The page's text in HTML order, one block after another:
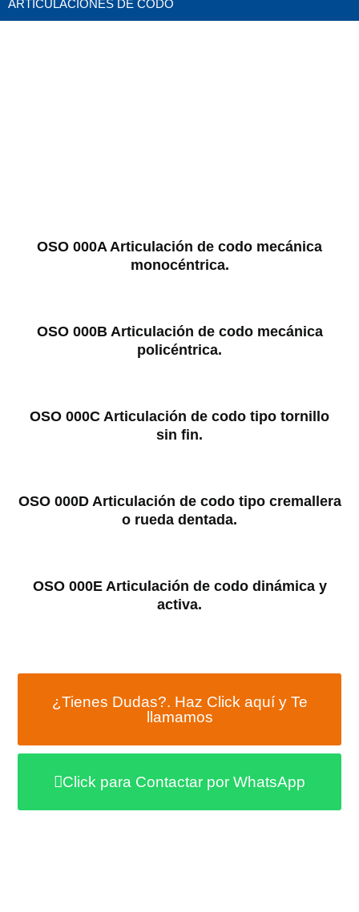
ARTICULACIONES DE CODO
OSO 000A Articulación de codo mecánica
monocéntrica.
OSO 000B Articulación de codo mecánica
policéntrica.
OSO 000C Articulación de codo tipo tornillo
sin fin.
OSO 000D Articulación de codo tipo cremallera
o rueda dentada.
OSO 000E Articulación de codo dinámica y
activa.
¿Tienes Dudas?. Haz Click aquí y Te
llamamos
Click para Contactar por WhatsApp